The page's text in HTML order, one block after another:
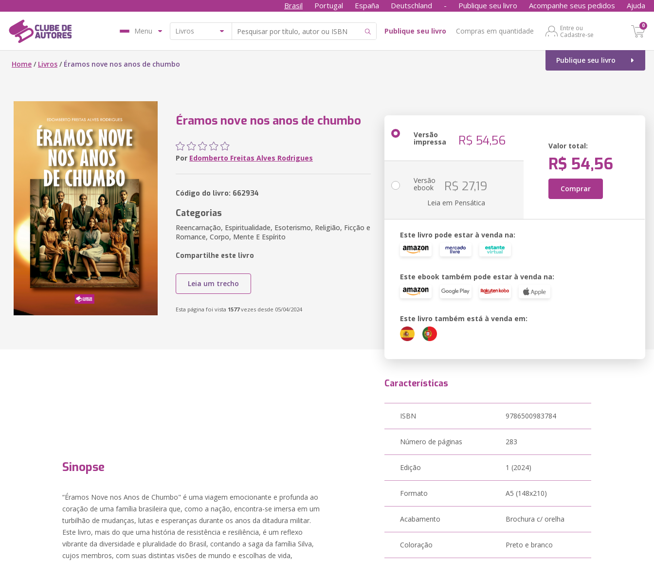
Brasil Portugal España Deutschland - Publique seu livro Acompanhe seus pedidos Ajuda
Menu Publique seu livro Compras em quantidade
Entre ou
Cadastre-se
0
Publique seu livro
Home / Livros / Éramos nove nos anos de chumbo
Éramos nove nos anos de chumbo
Por Edomberto Freitas Alves Rodrigues
Código do livro: 662934
Categorias
Reencarnação, Espiritualidade, Esoterismo, Religião, Ficção e
Romance, Corpo, Mente E Espírito
Compartilhe este livro
Leia um trecho
Esta página foi vista 1577vezes desde 05/04/2024
Versão
impressa R$ 54,56 Valor total:
R$ 54,56
Comprar
Versão
ebook R$ 27,19
Leia em Pensática
Este livro pode estar à venda na:
Este ebook também pode estar à venda na:
Este livro também está à venda em:
Sinopse
“Éramos Nove nos Anos de Chumbo" é uma viagem emocionante e profunda ao
coração de uma família brasileira que, como a nação, encontra-se imersa em um
turbilhão de mudanças, lutas e esperanças durante os anos da ditadura militar.
Este livro, mais do que uma história de resistência e resiliência, é um reflexo
vibrante da diversidade e pluralidade do Brasil, contando a saga da família Silva,
cujos membros, com suas distintas visões de mundo e escolhas de vida,
Características
ISBN 9786500983784
Número de páginas 283
Edição 1 (2024)
Formato A5 (148x210)
Acabamento Brochura c/ orelha
Coloração Preto e branco